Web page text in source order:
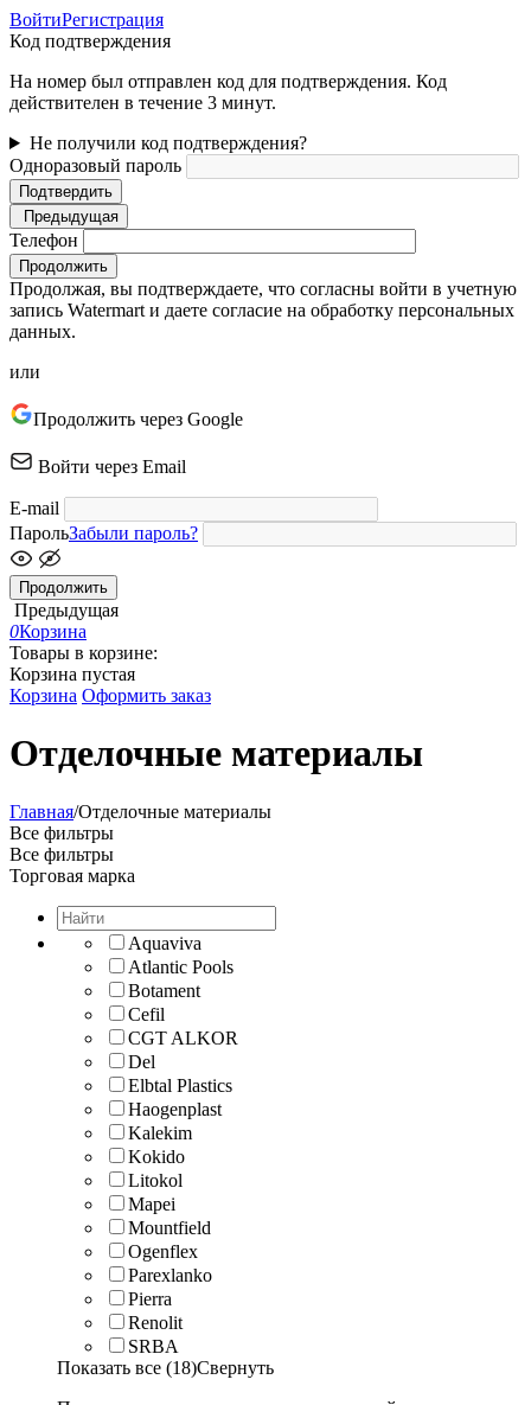
ВойтиРегистрация
Код подтверждения
На номер был отправлен код для подтверждения. Код
действителен в течение 3 минут.
Не получили код подтверждения?
Одноразовый пароль
Подтвердить
Предыдущая
Телефон
Продолжить
Продолжая, вы подтверждаете, что согласны войти в учетную
запись Watermart и даете согласие на обработку персональных
данных.
или
Продолжить через Google
Войти через Email
E-mail
ПарольЗабыли пароль?
Продолжить
Предыдущая
0Корзина
Товары в корзине:
Корзина пустая
Корзина Оформить заказ
Отделочные материалы
Главная/Отделочные материалы
Все фильтры
Все фильтры
Торговая марка
Aquaviva
Atlantic Pools
Botament
Cefil
CGT ALKOR
Del
Elbtal Plastics
Haogenplast
Kalekim
Kokido
Litokol
Mapei
Mountfield
Ogenflex
Parexlanko
Pierra
Renolit
SRBA
Показать все (18)Свернуть